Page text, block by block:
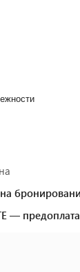
предоплата